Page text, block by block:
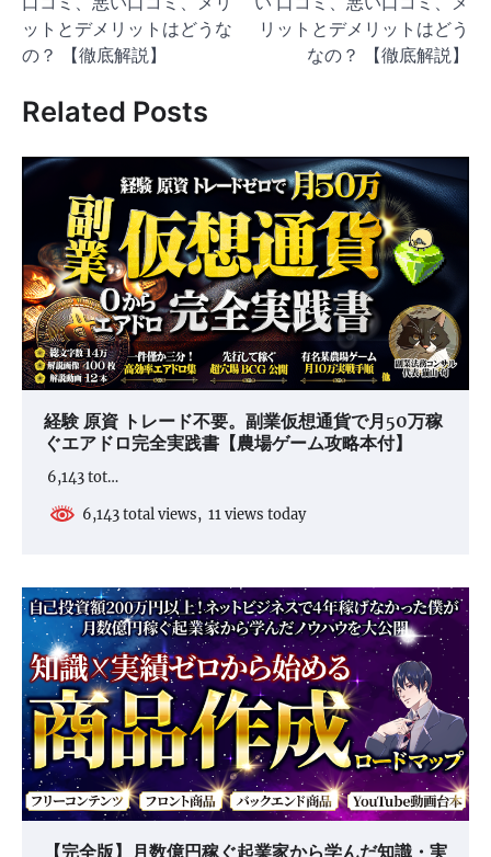
ナ
ビ
ー
シ
ットとデメリットはどうな
の？ 【徹底解説】
リットとデメリットはどう
なの？ 【徹底解説】
Related Posts
経験 原資 トレード不要。副業仮想通貨で月50万稼
ぐエアドロ完全実践書【農場ゲーム攻略本付】
6,143 tot…
6,143 total views, 11 views today